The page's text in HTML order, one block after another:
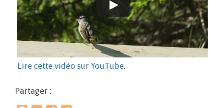
Lire cette vidéo sur YouTube.
Partager :